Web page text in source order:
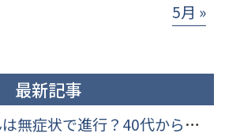
5月 »
最新記事
胃がん・大腸がんは無症状で進行？40代から知るべき早期検査と理由